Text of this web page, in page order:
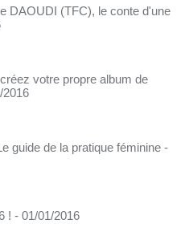
DAOUDI (TFC), le conte d'une
votre propre album de
2016
guide de la pratique féminine -
! - 01/01/2016